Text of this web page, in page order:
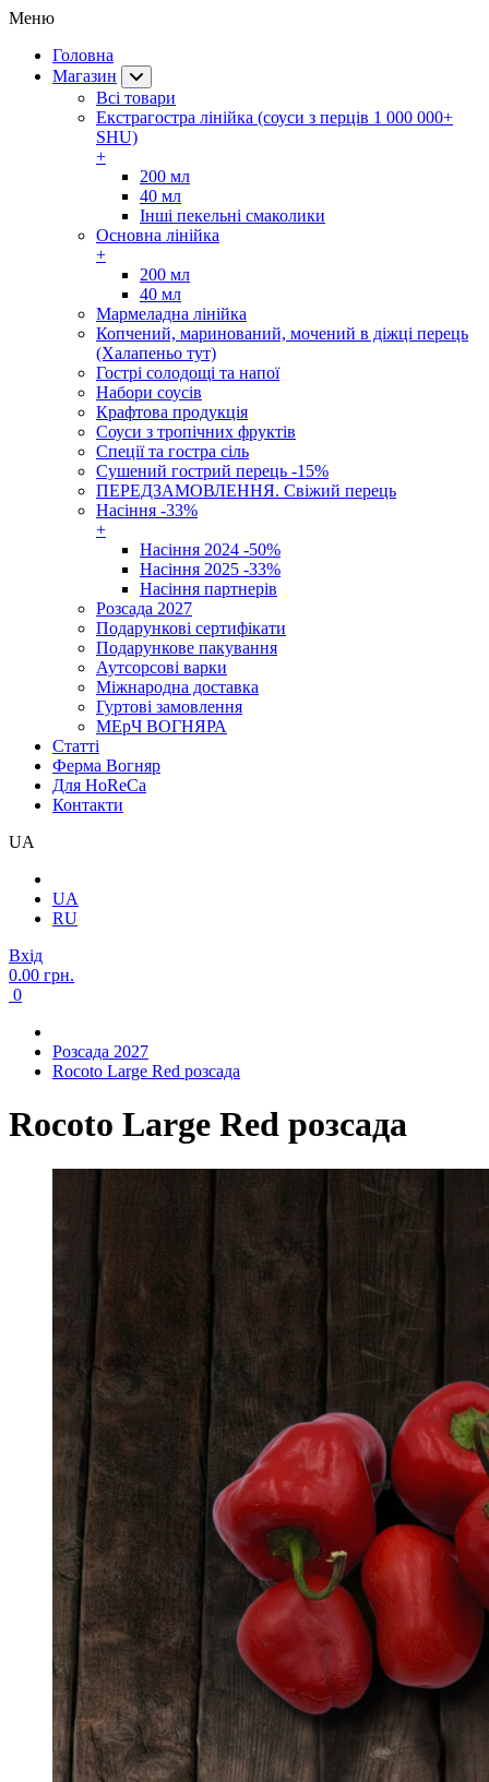
Меню
Головна
Магазин
Всі товари
Екстрагостра лінійка (соуси з перців 1 000 000+
SHU)
+
200 мл
40 мл
Інші пекельні смаколики
Основна лінійка
+
200 мл
40 мл
Мармеладна лінійка
Копчений, маринований, мочений в діжці перець
(Халапеньо тут)
Гострі солодощі та напої
Набори соусів
Крафтова продукція
Соуси з тропічних фруктів
Спеції та гостра сіль
Сушений гострий перець -15%
ПЕРЕДЗАМОВЛЕННЯ. Свіжий перець
Насіння -33%
+
Насіння 2024 -50%
Насіння 2025 -33%
Насіння партнерів
Розсада 2027
Подарункові сертифікати
Подарункове пакування
Аутсорсові варки
Міжнародна доставка
Гуртові замовлення
МЕрЧ ВОГНЯРА
Cтатті
Ферма Вогняр
Для HoReCa
Контакти
UA
UA
RU
Вхід
0.00 грн.
0
Розсада 2027
Rocoto Large Red розсада
Rocoto Large Red розсада